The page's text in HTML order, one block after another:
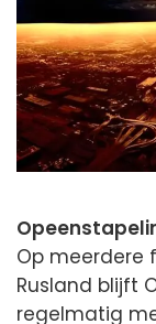
Op meerdere
Rusland blijft
regelmatig